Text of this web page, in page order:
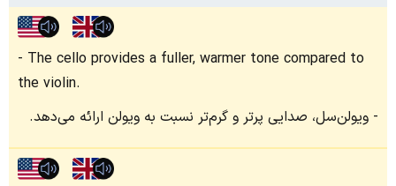
The cello provides a fuller, warmer tone compared to
the violin.
ویولن‌سل، صدایی پرتر و گرم‌تر نسبت به ویولن ارائه می‌دهد.